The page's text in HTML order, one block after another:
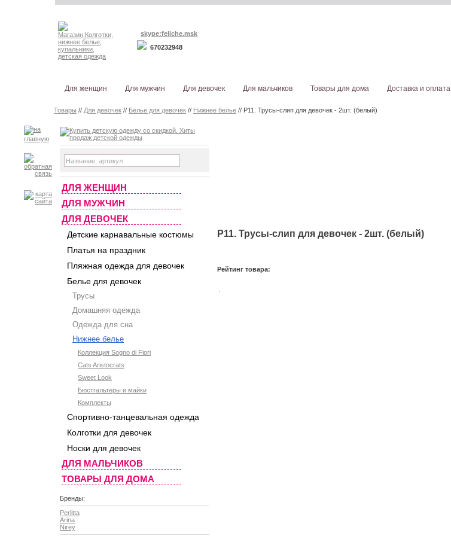
skype:feliche.msk
670232948
Для женщин Для мужчин Для девочек Для мальчиков Товары для дома Доставка и оплата
Товары // Для девочек // Белье для девочек // Нижнее белье // Р11. Трусы-слип для девочек - 2шт. (белый)
ДЛЯ ЖЕНЩИН
ДЛЯ МУЖЧИН
ДЛЯ ДЕВОЧЕК
Детские карнавальные костюмы
Платья на праздник
Пляжная одежда для девочек
Белье для девочек
Трусы
Домашняя одежда
Одежда для сна
Нижнее белье
Коллекция Sogno di Fiori
Cats Aristocrats
Sweet Look
Бюстгальтеры и майки
Комплекты
Спортивно-танцевальная одежда
Колготки для девочек
Носки для девочек
ДЛЯ МАЛЬЧИКОВ
ТОВАРЫ ДЛЯ ДОМА
Бренды:
Perlitta
Arina
Nirey
Р11. Трусы-слип для девочек - 2шт. (белый)
Рейтинг товара: